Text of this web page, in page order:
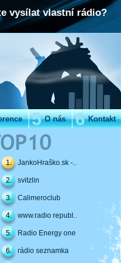
vysílat vlastní rádio?
6 Kontakt
5 O nás
1. JankoHraško.sk -..
2. svitzlin
3. Calimeroclub
4. www.radio republ..
5. Radio Energy one
6. rádio seznamka